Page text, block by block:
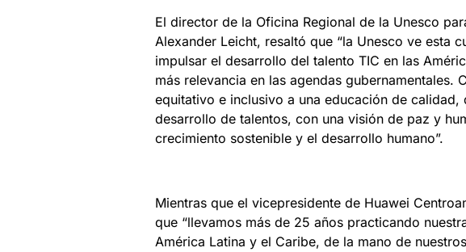
El director de la Oficina Regional de la Unesco
Alexander Leicht, resaltó que “la Unesco ve esta
impulsar el desarrollo del talento TIC en las
más relevancia en las agendas gubernamentales.
equitativo e inclusivo a una educación de
desarrollo de talentos, con una visión de paz y
crecimiento sostenible y el desarrollo humano”.
Mientras que el vicepresidente de Huawei
que “llevamos más de 25 años practicando
América Latina y el Caribe, de la mano de